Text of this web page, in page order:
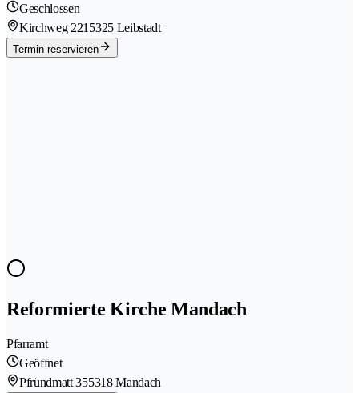
Geschlossen
Kirchweg 221 5325 Leibstadt
Termin reservieren
Reformierte Kirche Mandach
Pfarramt
Geöffnet
Pfründmatt 355318 Mandach